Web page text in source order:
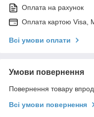
Оплата на рахунок
Оплата картою Visa,
Всі умови оплати
Умови повернення
Повернення товару
Всі умови повернення